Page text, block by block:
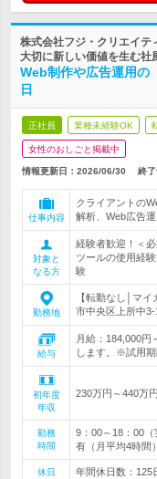
株式会社フジ・クリエイテ
大切に新しい価値を生む社
Web制作や広告運用の
日
正社員 業種未経験OK
女性のおしごと掲載中
情報更新日：2026/06/30 終了
仕事内容
クライアントの
解析、Web広告
対象と
なる方
経験者歓迎！＜
ツールの使用経
験
勤務地
【転勤なし│マ
市中央区上所中
給与
月給：184,000
します。※試用
初年度
年収
230万円～440万円
勤務
時間
9：00～18：00
有（月平均4時間）
休日
年間休日数：125